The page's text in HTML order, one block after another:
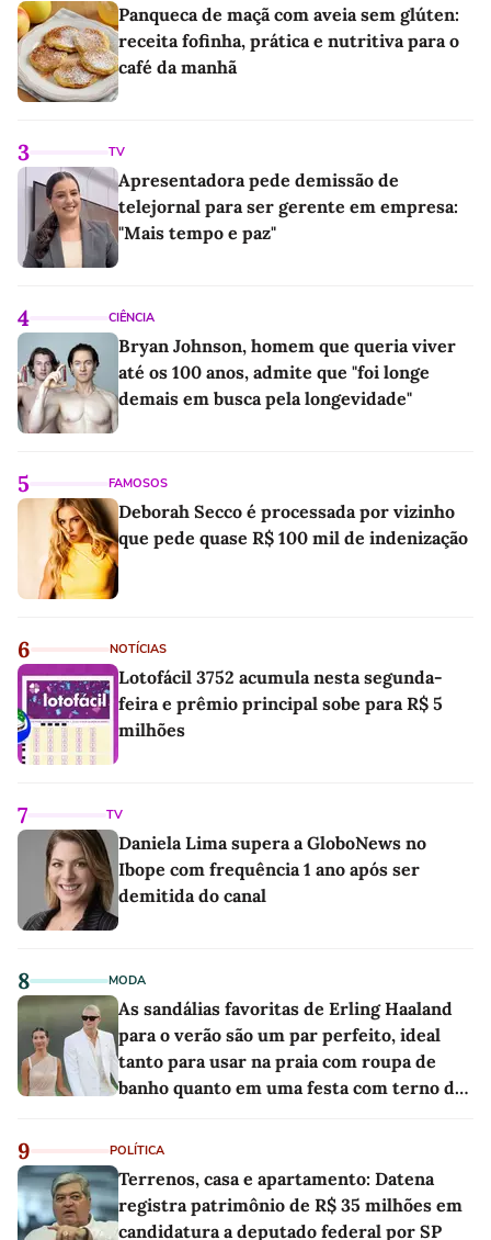
Panqueca de maçã com aveia sem glúten:
receita fofinha, prática e nutritiva para o
café da manhã
3 TV
Apresentadora pede demissão de
telejornal para ser gerente em empresa:
"Mais tempo e paz"
4 CIÊNCIA
Bryan Johnson, homem que queria viver
até os 100 anos, admite que "foi longe
demais em busca pela longevidade"
5 FAMOSOS
Deborah Secco é processada por vizinho
que pede quase R$ 100 mil de indenização
6 NOTÍCIAS
Lotofácil 3752 acumula nesta segunda-
feira e prêmio principal sobe para R$ 5
milhões
7 TV
Daniela Lima supera a GloboNews no
Ibope com frequência 1 ano após ser
demitida do canal
8 MODA
As sandálias favoritas de Erling Haaland
para o verão são um par perfeito, ideal
tanto para usar na praia com roupa de
banho quanto em uma festa com terno de
9 POLÍTICA
Terrenos, casa e apartamento: Datena
registra patrimônio de R$ 35 milhões em
candidatura a deputado federal por SP